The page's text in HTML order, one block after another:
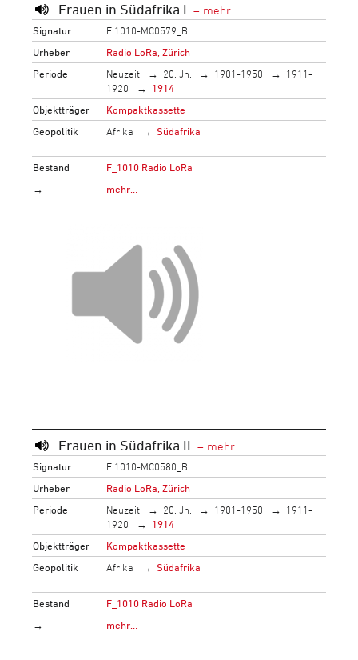
Frauen in Südafrika I
Signatur
F 1010-MC0579_B
Urheber
Radio LoRa, Zürich
Periode
Neuzeit 20. Jh. 1901-1950
1911-
1920
1914
Objektträger
Kompaktkassette
Geopolitik
Afrika Südafrika
Bestand
F_1010 Radio LoRa
→
mehr…
Frauen in Südafrika II
Signatur
F 1010-MC0580_B
Urheber
Radio LoRa, Zürich
Periode
Neuzeit 20. Jh. 1901-1950
1911-
1920
1914
Objektträger
Kompaktkassette
Geopolitik
Afrika Südafrika
Bestand
F_1010 Radio LoRa
→
mehr…